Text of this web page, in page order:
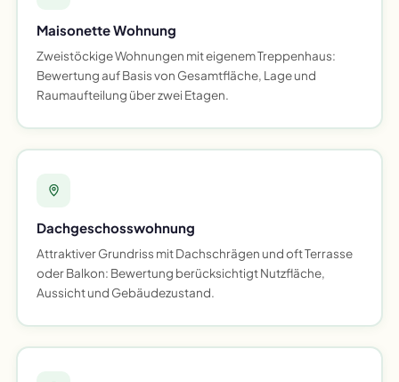
Maisonette Wohnung
Zweistöckige Wohnungen mit eigenem Treppenhaus:
Bewertung auf Basis von Gesamtfläche, Lage und
Raumaufteilung über zwei Etagen.
Dachgeschosswohnung
Attraktiver Grundriss mit Dachschrägen und oft Terrasse
oder Balkon: Bewertung berücksichtigt Nutzfläche,
Aussicht und Gebäudezustand.